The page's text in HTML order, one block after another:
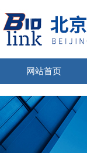
网站首页